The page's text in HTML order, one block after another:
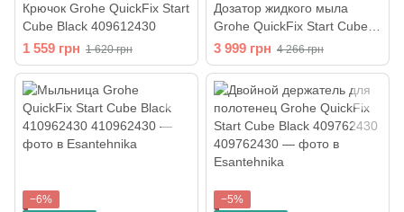
Крючок Grohe QuickFix Start
Cube Black 409612430
1 559 грн 1 620 грн
Дозатор жидкого мыла
Grohe QuickFix Start Cube
Black 410982430
3 999 грн 4 266 грн
−6%
−5%